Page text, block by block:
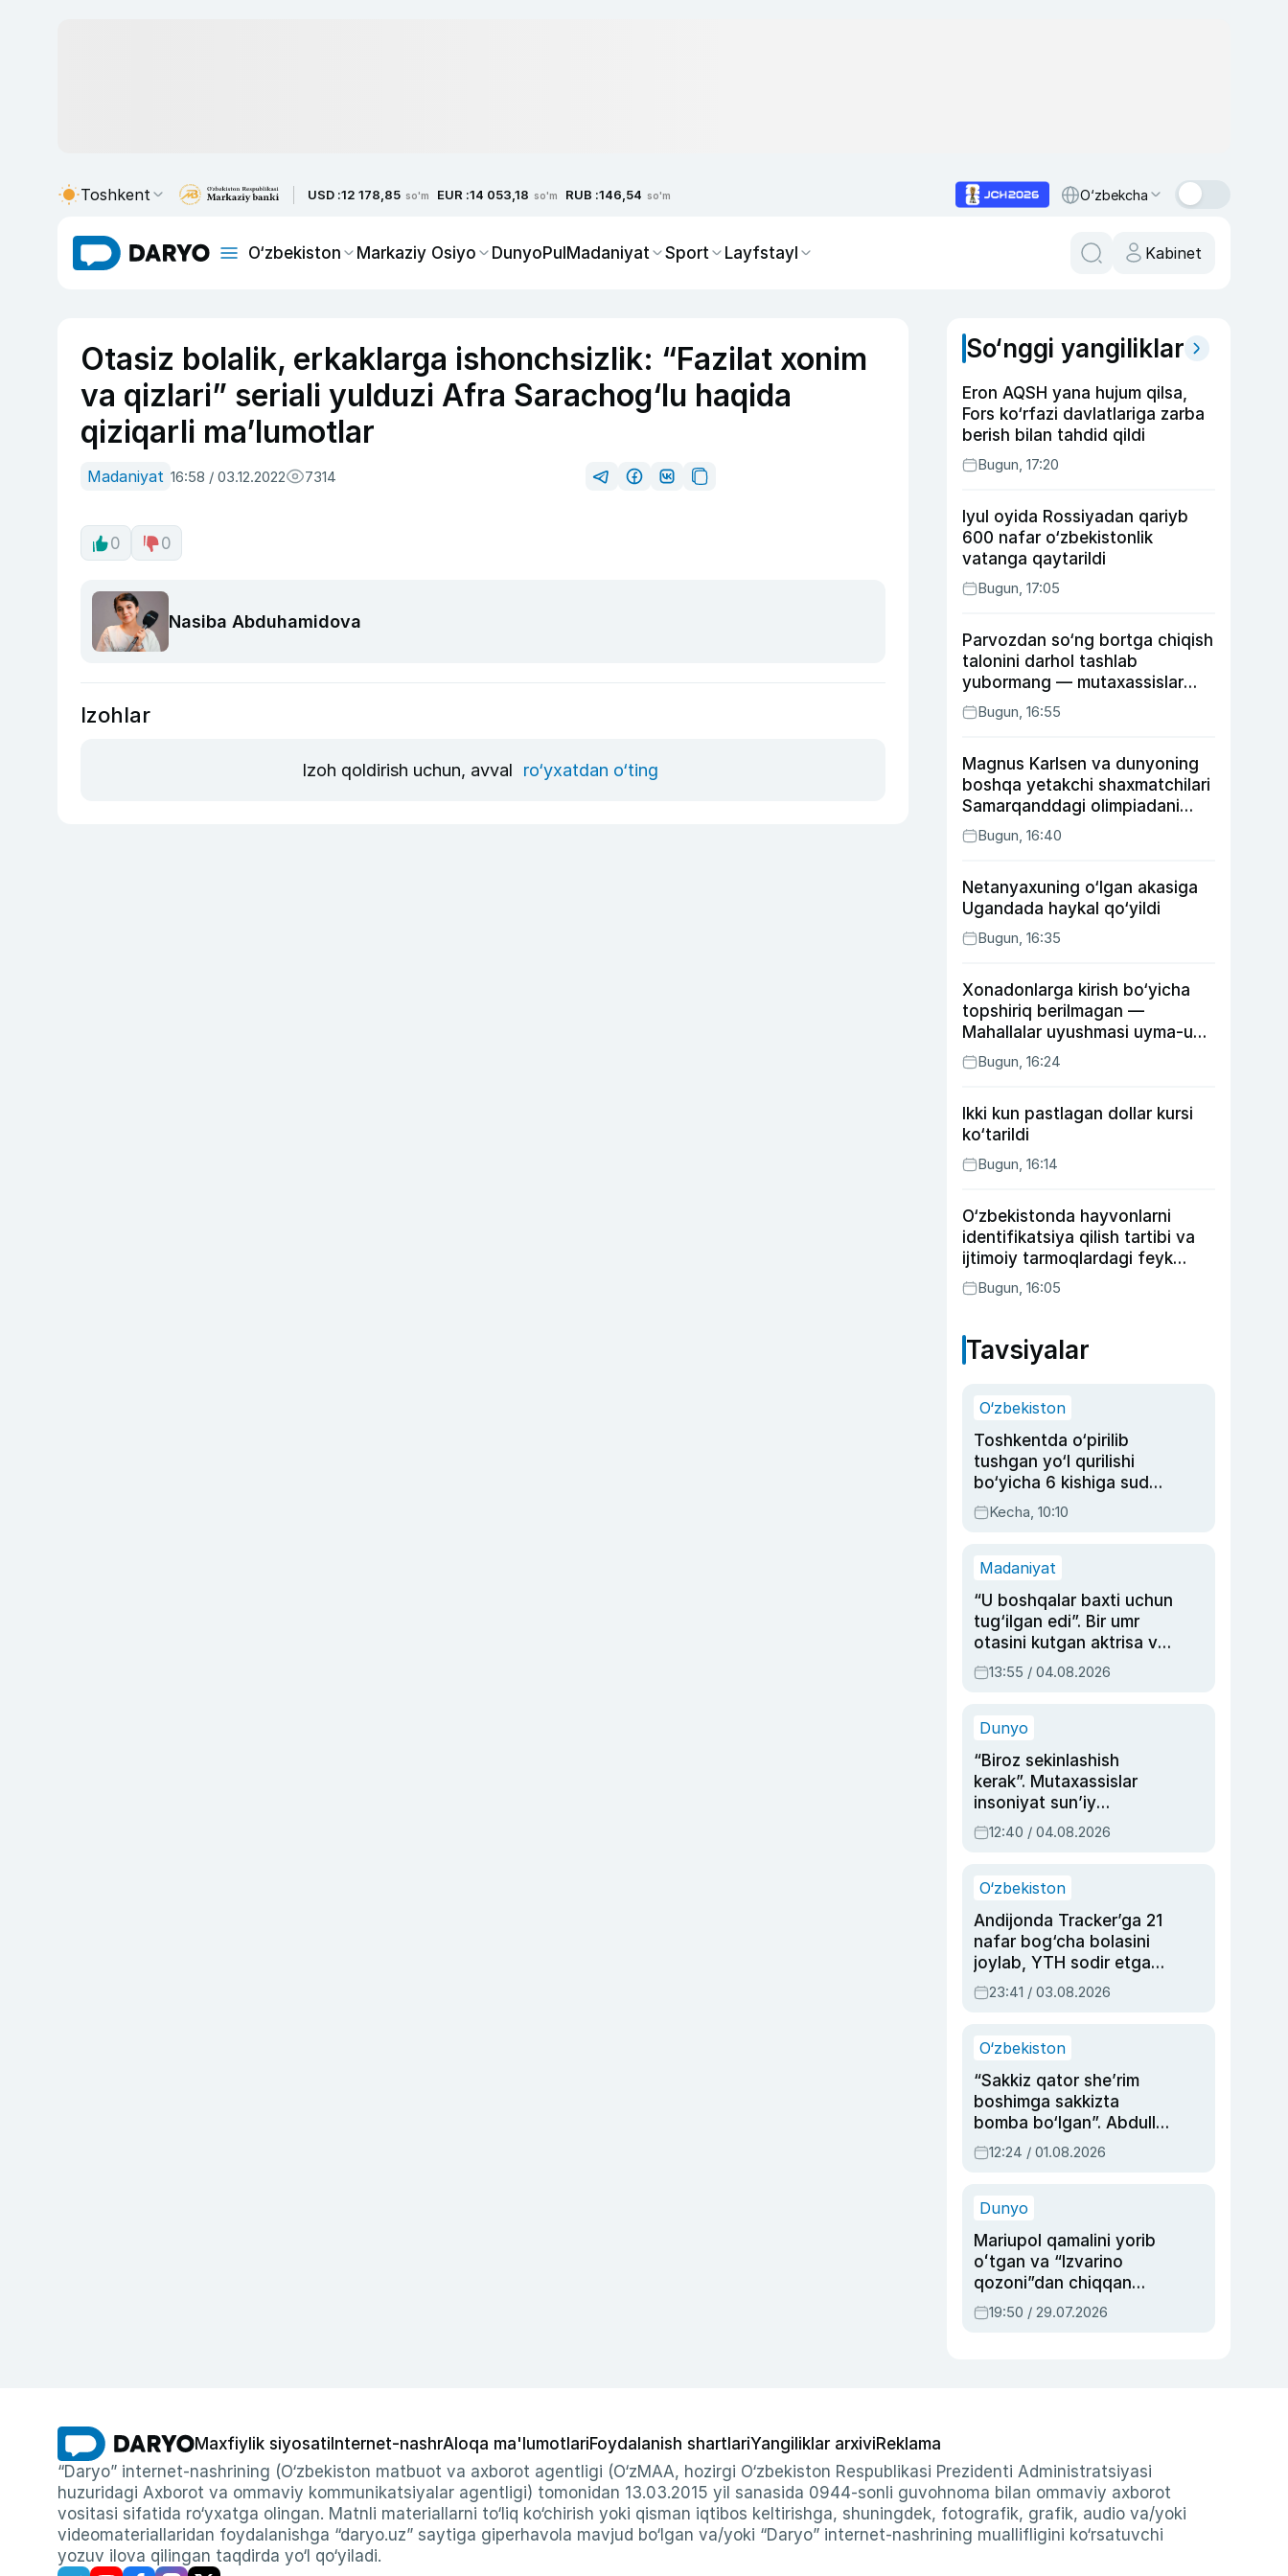
Toshkent USD :12 178,85 so'm EUR :14 053,18 so'm RUB :146,54 so'm O‘zbekcha
O‘zbekiston Markaziy Osiyo DunyoPulMadaniyat Sport Layfstayl Kabinet
Otasiz bolalik, erkaklarga ishonchsizlik: “Fazilat xonim
va qizlari” seriali yulduzi Afra Sarachog‘lu haqida
qiziqarli ma’lumotlar
Madaniyat 16:58 / 03.12.2022 7314
0 0
Nasiba Abduhamidova
Izohlar
Izoh qoldirish uchun, avval ro‘yxatdan o‘ting
So‘nggi yangiliklar
Eron AQSH yana hujum qilsa,
Fors ko‘rfazi davlatlariga zarba
berish bilan tahdid qildi
Bugun, 17:20
Iyul oyida Rossiyadan qariyb
600 nafar o‘zbekistonlik
vatanga qaytarildi
Bugun, 17:05
Parvozdan so‘ng bortga chiqish
talonini darhol tashlab
yubormang — mutaxassislar
buning sababini tushuntirdi
Bugun, 16:55
Magnus Karlsen va dunyoning
boshqa yetakchi shaxmatchilari
Samarqanddagi olimpiadani
o‘tkazib yuboradi
Bugun, 16:40
Netanyaxuning o‘lgan akasiga
Ugandada haykal qo‘yildi
Bugun, 16:35
Xonadonlarga kirish bo‘yicha
topshiriq berilmagan —
Mahallalar uyushmasi uyma-uy
yurgan mas’ullar haqida
Bugun, 16:24
Ikki kun pastlagan dollar kursi
ko‘tarildi
Bugun, 16:14
O‘zbekistonda hayvonlarni
identifikatsiya qilish tartibi va
ijtimoiy tarmoqlardagi feyk
xabarlarga izoh berildi
Bugun, 16:05
Tavsiyalar
O‘zbekiston
Toshkentda o‘pirilib
tushgan yo‘l qurilishi
bo‘yicha 6 kishiga sud
hukmi o‘qildi
Kecha, 10:10
Madaniyat
“U boshqalar baxti uchun
tug‘ilgan edi”. Bir umr
otasini kutgan aktrisa va
dublyaj ustasi Rimma
Ahmedovaning
13:55 / 04.08.2026
Dunyo
“Biroz sekinlashish
kerak”. Mutaxassislar
insoniyat sun’iy
intellektni boshqara
olmay qolishidan xavotir
12:40 / 04.08.2026
O‘zbekiston
Andijonda Tracker’ga 21
nafar bog‘cha bolasini
joylab, YTH sodir etgan
ayolga sud hukmi o‘qildi
23:41 / 03.08.2026
O‘zbekiston
“Sakkiz qator she’rim
boshimga sakkizta
bomba bo‘lgan”. Abdulla
Oripovni siyosiy
ayblovlardan asrab
12:24 / 01.08.2026
Dunyo
Mariupol qamalini yorib
oʻtgan va “Izvarino
qozoni”dan chiqqan
qahramon — Ukraina
armiyasi bosh
19:50 / 29.07.2026
Maxfiylik siyosati Internet-nashrAloqa ma'lumotlariFoydalanish shartlariYangiliklar arxiviReklama
“Daryo” internet-nashrining (O‘zbekiston matbuot va axborot agentligi (O‘zMAA, hozirgi O‘zbekiston Respublikasi Prezidenti Administratsiyasi
huzuridagi Axborot va ommaviy kommunikatsiyalar agentligi) tomonidan 13.03.2015 yil sanasida 0944-sonli guvohnoma bilan ommaviy axborot
vositasi sifatida ro‘yxatga olingan. Matnli materiallarni to‘liq ko‘chirish yoki qisman iqtibos keltirishga, shuningdek, fotografik, grafik, audio va/yoki
videomateriallaridan foydalanishga “daryo.uz” saytiga giperhavola mavjud bo‘lgan va/yoki “Daryo” internet-nashrining muallifligini ko‘rsatuvchi
yozuv ilova qilingan taqdirda yo‘l qo‘yiladi.